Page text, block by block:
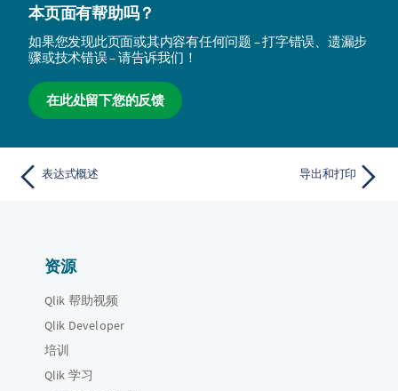
本页面有帮助吗？
如果您发现此页面或其内容有任何问题 – 打字错误、遗漏步
骤或技术错误 – 请告诉我们！
在此处留下您的反馈
表达式概述 导出和打印
资源
Qlik 帮助视频
Qlik Developer
培训
Qlik 学习